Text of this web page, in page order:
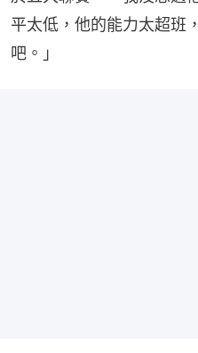
平太低，他的能力太超班
吧。」